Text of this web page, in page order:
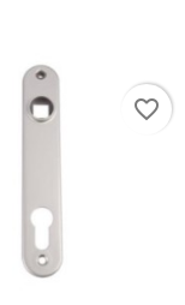
favorite_border